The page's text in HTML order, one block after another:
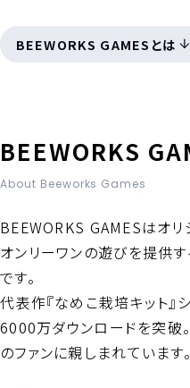
BEEWORKS GAMESとは
BEEWORKS
About Beeworks Games
BEEWORKS GAMESはオリ
オンリーワンの遊びを提供
です。
代表作『なめこ栽培キット
6000万ダウンロードを突破
のファンに親しまれています。